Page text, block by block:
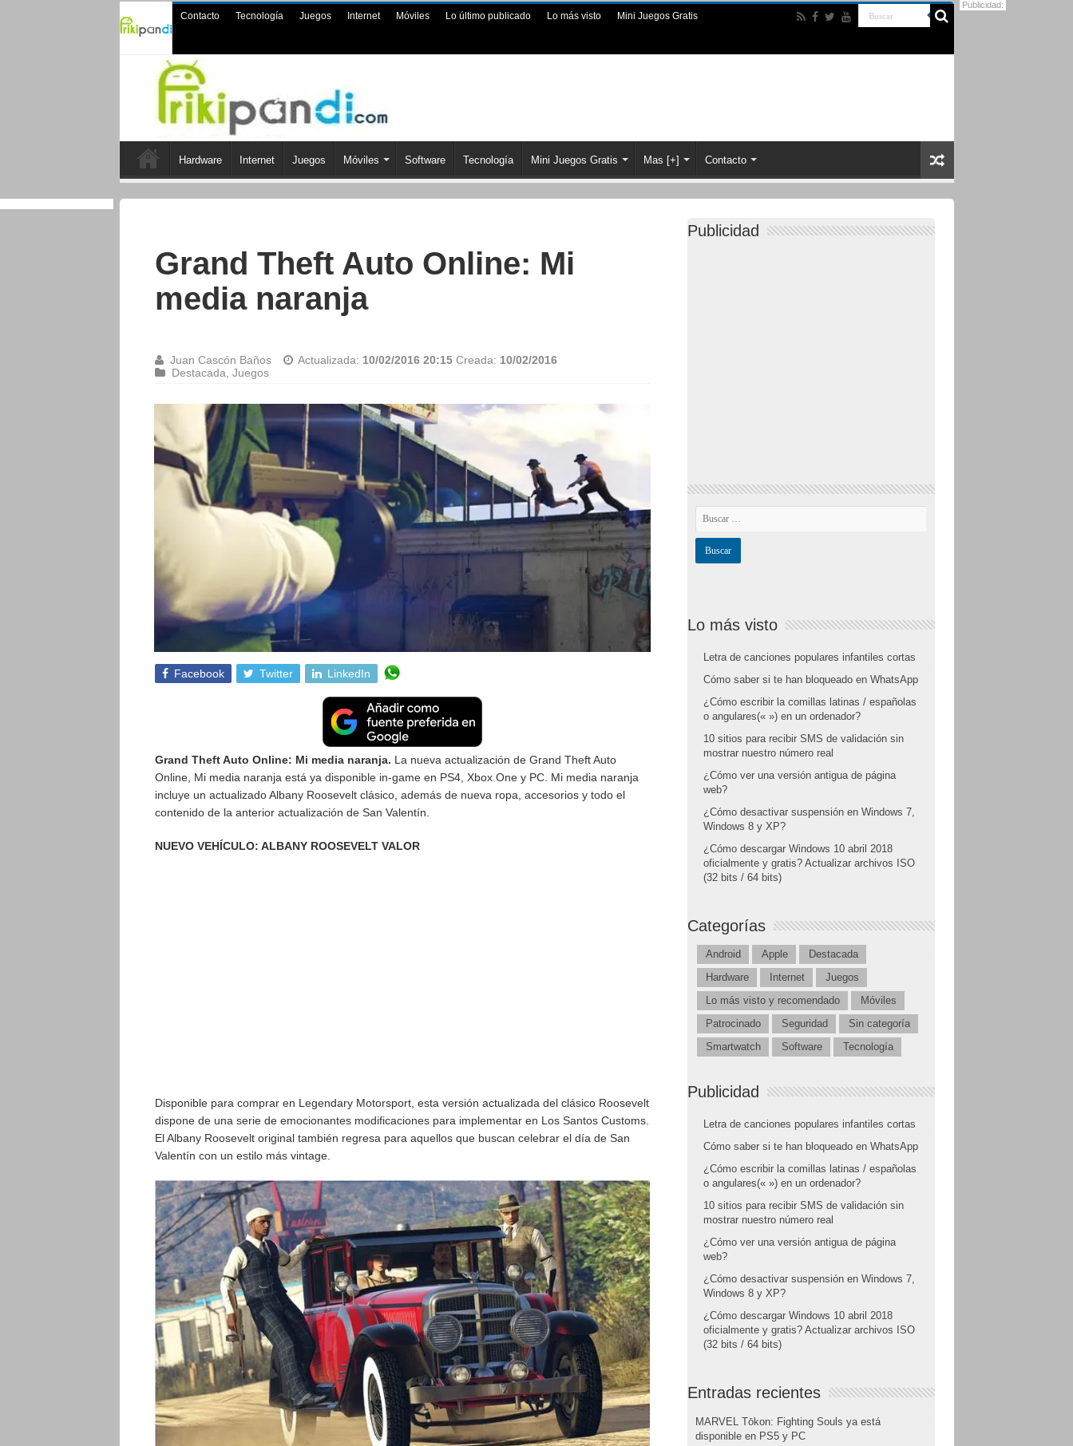
Contacto Tecnología Juegos Internet Móviles Lo último publicado Lo más visto Mini Juegos Gratis
Hardware Internet Juegos Móviles Software Tecnología Mini Juegos Gratis Mas [+] Contacto
Grand Theft Auto Online: Mi
media naranja
Juan Cascón Baños Actualizada: 10/02/2016 20:15 Creada: 10/02/2016
Destacada Juegos
Facebook Twitter LinkedIn
Grand Theft Auto Online: Mi media naranja. La nueva actualización de Grand Theft Auto
Online, Mi media naranja está ya disponible in-game en PS4, Xbox One y PC. Mi media naranja
incluye un actualizado Albany Roosevelt clásico, además de nueva ropa, accesorios y todo el
contenido de la anterior actualización de San Valentín.
NUEVO VEHÍCULO: ALBANY ROOSEVELT VALOR
​Disponible para comprar en Legendary Motorsport, esta versión actualizada del clásico Roosevelt
dispone de una serie de emocionantes modificaciones para implementar en Los Santos Customs.
El Albany Roosevelt original también regresa para aquellos que buscan celebrar el día de San
Valentín con un estilo más vintage.
Publicidad
Lo más visto
Letra de canciones populares infantiles cortas
Cómo saber si te han bloqueado en WhatsApp
¿Cómo escribir la comillas latinas / españolas
o angulares(« ») en un ordenador?
10 sitios para recibir SMS de validación sin
mostrar nuestro número real
¿Cómo ver una versión antigua de página
web?
¿Cómo desactivar suspensión en Windows 7,
Windows 8 y XP?
¿Cómo descargar Windows 10 abril 2018
oficialmente y gratis? Actualizar archivos ISO
(32 bits / 64 bits)
Categorías
Android Apple
Destacada
Hardware
Internet
Juegos
Lo más visto y recomendado
Móviles
Patrocinado
Seguridad
Sin categoría
Smartwatch
Software Tecnología
Publicidad
Letra de canciones populares infantiles cortas
Cómo saber si te han bloqueado en WhatsApp
¿Cómo escribir la comillas latinas / españolas
o angulares(« ») en un ordenador?
10 sitios para recibir SMS de validación sin
mostrar nuestro número real
¿Cómo ver una versión antigua de página
web?
¿Cómo desactivar suspensión en Windows 7,
Windows 8 y XP?
¿Cómo descargar Windows 10 abril 2018
oficialmente y gratis? Actualizar archivos ISO
(32 bits / 64 bits)
Entradas recientes
MARVEL Tōkon: Fighting Souls ya está
disponible en PS5 y PC
Publicidad: